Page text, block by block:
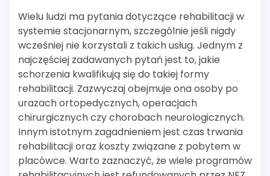
Wielu ludzi ma pytania dotyczące rehabilitacji w
systemie stacjonarnym, szczególnie jeśli nigdy
wcześniej nie korzystali z takich usług. Jednym z
najczęściej zadawanych pytań jest to, jakie
schorzenia kwalifikują się do takiej formy
rehabilitacji. Zazwyczaj obejmuje ona osoby po
urazach ortopedycznych, operacjach
chirurgicznych czy chorobach neurologicznych.
Innym istotnym zagadnieniem jest czas trwania
rehabilitacji oraz koszty związane z pobytem w
placówce. Warto zaznaczyć, że wiele programów